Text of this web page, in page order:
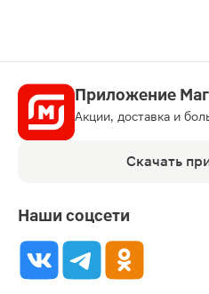
Приложение
Акции, доставка и
Скачать
Наши соцсети